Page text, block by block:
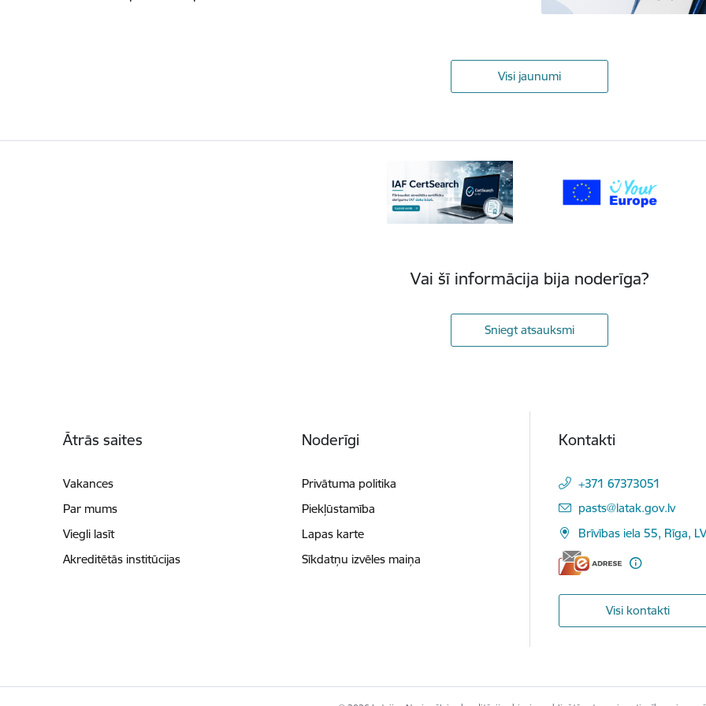
Visi jaunumi
Vai šī informācija bija noderīga?
Sniegt atsauksmi
Ātrās saites
Vakances
Par mums
Viegli lasīt
Akreditētās institūcijas
Noderīgi
Privātuma politika
Piekļūstamība
Lapas karte
Sīkdatņu izvēles maiņa
Kontakti
+371 67373051
E-pasts:
pasts@latak.gov.lv
Brīvības iela 55, Rīga,
Visi kontakti